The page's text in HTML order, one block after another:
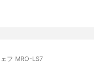
フ MRO-LS7